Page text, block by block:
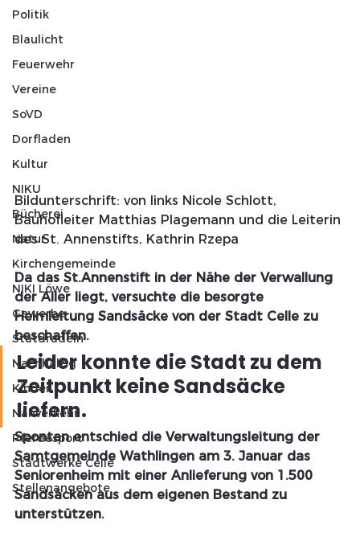
Politik
Blaulicht
Feuerwehr
Vereine
SoVD
Dorfladen
Kultur
NIKU
Bücherei
Natur
Kirchengemeinde
NIKI Löwe
Gewerbe
Statdradeln
Nachhaltig
Kinder
Nahverkehr
Pferdesport
Stadtwerke Celle
Stellenangebote
Bildunterschrift: von links Nicole Schlott,
Bauhofleiter Matthias Plagemann und die Leiterin
des St. Annenstifts, Kathrin Rzepa
Da das St.Annenstift in der Nähe der Verwallung
der Aller liegt, versuchte die besorgte
Heimleitung Sandsäcke von der Stadt Celle zu
beschaffen.
Leider konnte die Stadt zu dem
Zeitpunkt keine Sandsäcke
liefern.
Spontan entschied die Verwaltungsleitung der
Samtgemeinde Wathlingen am 3. Januar das
Seniorenheim mit einer Anlieferung von 1.500
Sandsäcken aus dem eigenen Bestand zu
unterstützen.